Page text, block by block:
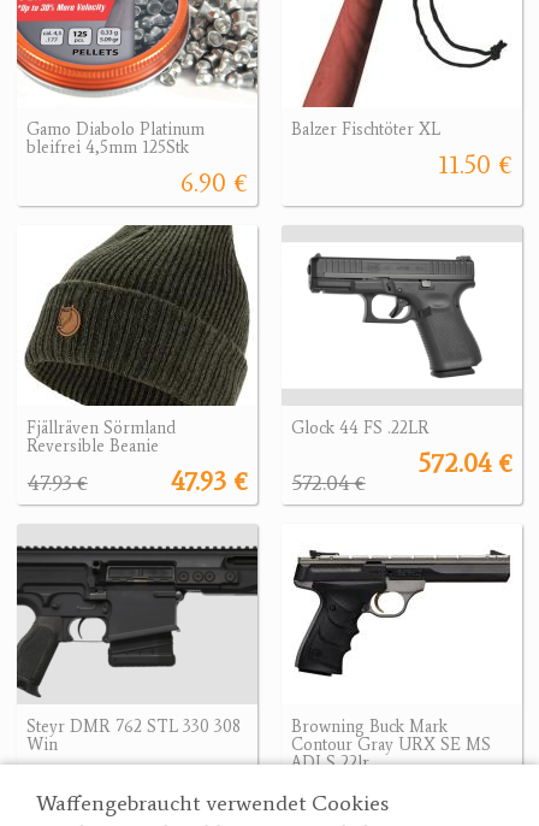
Waffengebraucht verwendet Cookies
Gamo Diabolo Platinum
bleifrei 4,5mm 125Stk
6.90 €
Balzer Fischtöter XL
11.50 €
Fjällräven Sörmland
Reversible Beanie
47.93 €
47.93 €
Glock 44 FS .22LR
572.04 €
572.04 €
Steyr DMR 762 STL 330 308
Win
3850 €
Browning Buck Mark
Contour Gray URX SE MS
ADJ S 22lr